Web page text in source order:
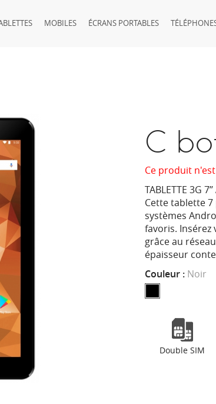
MOBILES ÉCRANS PORTABLES
C
Ce produit
TABLETTE 3G
Cette tablette
systèmes
favoris. Insérez
grâce au
épaisseur
Couleur : Noir
Double SIM